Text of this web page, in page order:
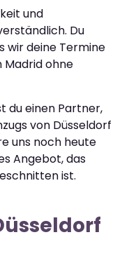
und
Du
wir deine Termine
Madrid ohne
du einen Partner,
von Düsseldorf
uns noch heute
Angebot, das
ist.